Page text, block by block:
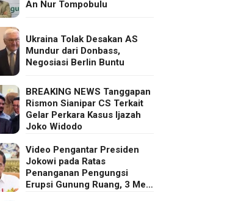
An Nur Tompobulu
Ukraina Tolak Desakan AS
Mundur dari Donbass,
Negosiasi Berlin Buntu
BREAKING NEWS Tanggapan
Rismon Sianipar CS Terkait
Gelar Perkara Kasus Ijazah
Joko Widodo
Video Pengantar Presiden
Jokowi pada Ratas
Penanganan Pengungsi
Erupsi Gunung Ruang, 3 Mei